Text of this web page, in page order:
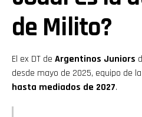
de Milito?
El ex DT de Argentinos Juniors
desde mayo de 2025, equipo de la
hasta mediados de 2027.